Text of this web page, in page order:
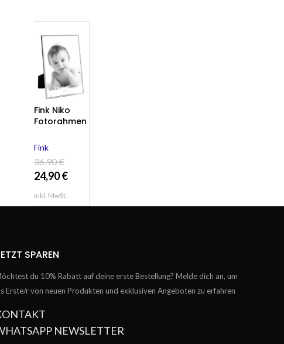
Fink Niko
Fotorahmen
n silber
Rahmen
13×18
Fink
36,90€
24,90€
inkl. MwSt.
SPAREN
du 10% Rabatt auf deine erste Bestellung? Melde dich an, um
Erste/r von neuen Produkten und exklusiven Angeboten zu erfahren
NEWSLETTER